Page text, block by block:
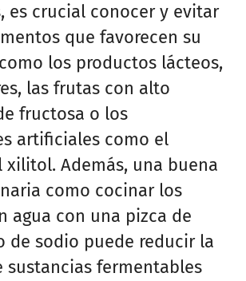
es crucial conocer y evitar
que favorecen su
los productos lácteos,
las frutas con alto
fructosa o los
artificiales como el
Además, una buena
como cocinar los
agua con una pizca de
de sodio puede reducir la
sustancias fermentables